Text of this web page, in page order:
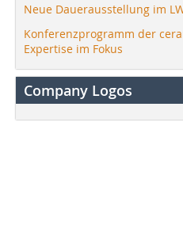
Neue Dauerausstellung im
Konferenzprogramm der
Expertise im Fokus
Company Logos